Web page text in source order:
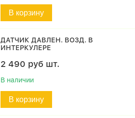
В корзину
ДАТЧИК ДАВЛЕН. ВОЗД. В
ИНТЕРКУЛЕРЕ
2 490 руб шт.
В наличии
В корзину